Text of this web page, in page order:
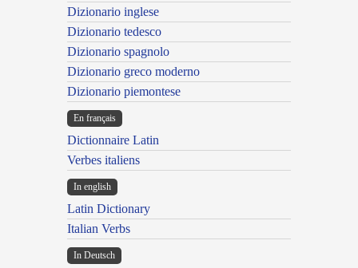
Dizionario inglese
Dizionario tedesco
Dizionario spagnolo
Dizionario greco moderno
Dizionario piemontese
En français
Dictionnaire Latin
Verbes italiens
In english
Latin Dictionary
Italian Verbs
In Deutsch